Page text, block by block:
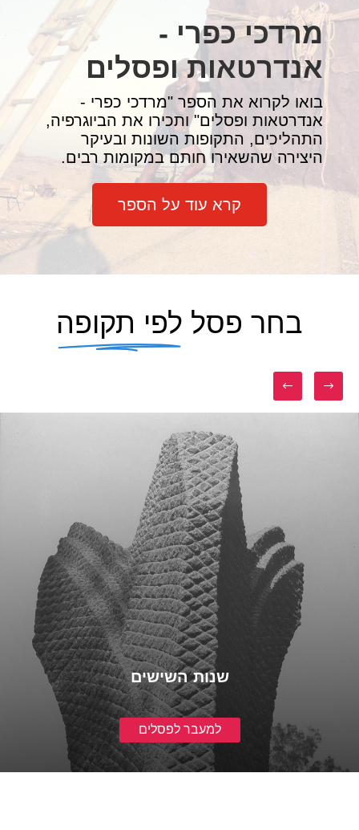
מרדכי כפרי -
אנדרטאות ופסלים
בואו לקרוא את הספר "מרדכי כפרי -
אנדרטאות ופסלים" ותכירו את הביוגרפיה,
התהליכים, התקופות השונות ובעיקר
היצירה שהשאירו חותם במקומות רבים.
קרא עוד על הספר
בחר פסל לפי תקופה
שנות השבעים
למעבר לפסלים